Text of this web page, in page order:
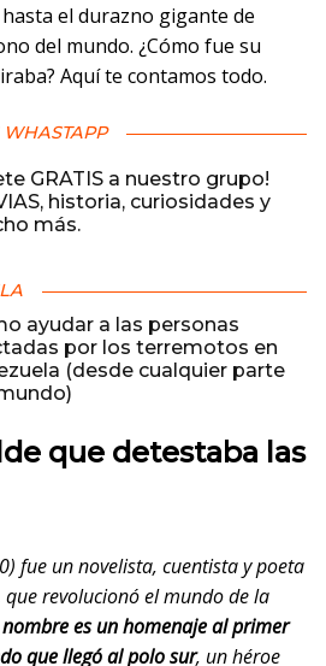
el durazno gigante de
del mundo. ¿Cómo fue su
Aquí te contamos todo.
GRATIS a nuestro grupo!
historia, curiosidades y
más.
ayudar a las personas
por los terremotos en
(desde cualquier parte
que detestaba las
fue un novelista, cuentista y poeta
revolucionó el mundo de la
nombre es un homenaje al primer
que llegó al polo sur, un héroe